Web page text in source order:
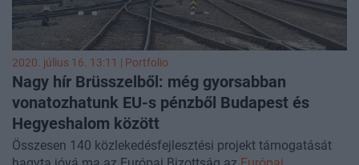
2020. július 16. 13:11 | Portfolio
Nagy hír Brüsszelből: még gyorsabban
vonatozhatunk EU-s pénzből Budapest és
Hegyeshalom között
Összesen 140 közlekedésfejlesztési projekt támogatását